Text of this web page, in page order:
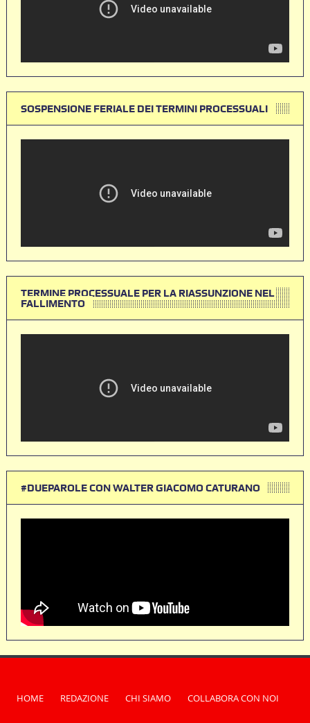
SOSPENSIONE FERIALE DEI TERMINI PROCESSUALI
TERMINE PROCESSUALE PER LA RIASSUNZIONE NEL
FALLIMENTO
#DUEPAROLE CON WALTER GIACOMO CATURANO
HOME REDAZIONE CHI SIAMO COLLABORA CON NOI